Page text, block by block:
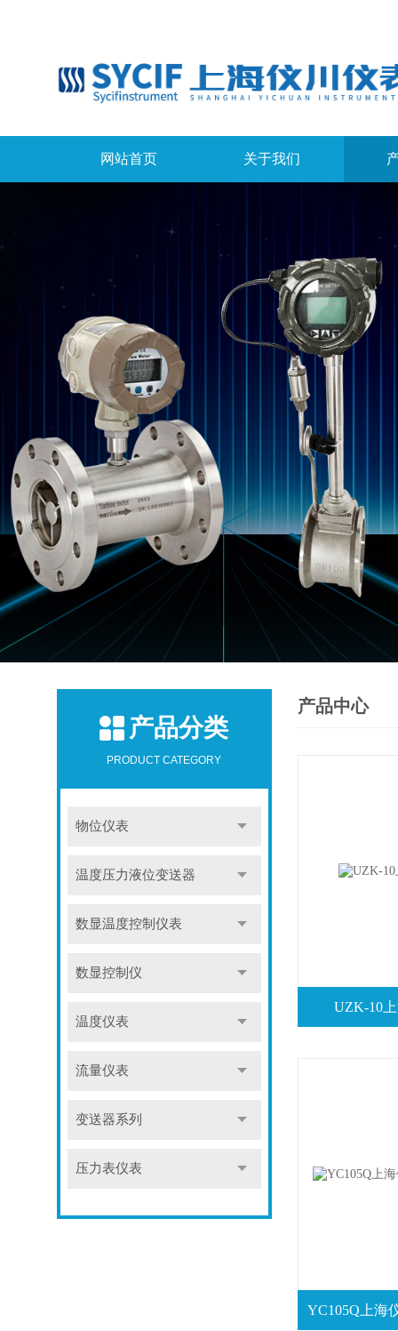
网站首页 关于我们
产品分类
PRODUCT CATEGORY
物位仪表
温度压力液位变送器
数显温度控制仪表
数显控制仪
温度仪表
流量仪表
变送器系列
压力表仪表
产品中心
UZK-10